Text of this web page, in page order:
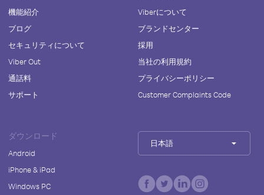
機能紹介
ブログ
セキュリティについて
Viber Out
通話料
サポート
Viberについて
ブランドセンター
採用
当社の利用規約
プライバシーポリシー
Customer Complaints Code
ダウンロード
Android
iPhone & iPad
Windows PC
日本語